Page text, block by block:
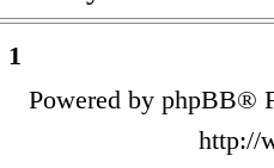
1
Powered by phpBB®
http://